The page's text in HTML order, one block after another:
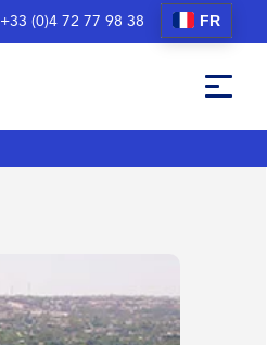
+33 (0)4 72 77 98 38 FR